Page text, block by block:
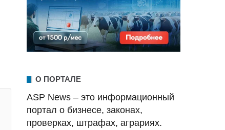
О ПОРТАЛЕ
ASP News – это информационный
портал о бизнесе, законах,
проверках, штрафах, аграриях.